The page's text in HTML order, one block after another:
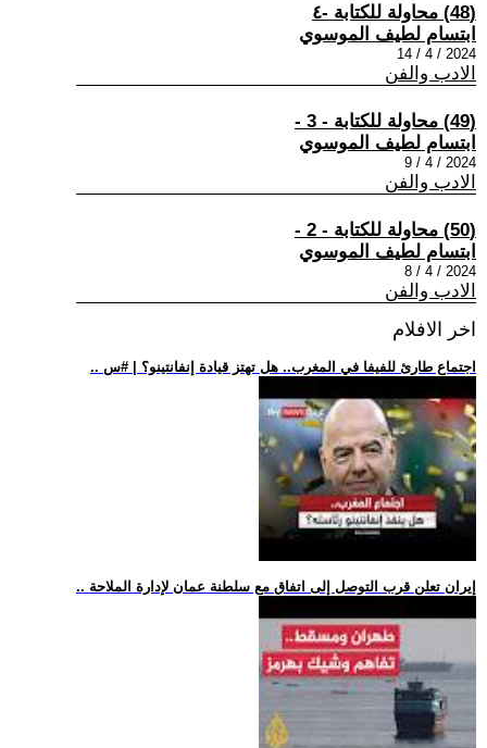
(48) محاولة للكتابة -٤
ابتسام لطيف الموسوي
2024 / 4 / 14
الادب والفن
(49) محاولة للكتابة - 3 -
ابتسام لطيف الموسوي
2024 / 4 / 9
الادب والفن
(50) محاولة للكتابة - 2 -
ابتسام لطيف الموسوي
2024 / 4 / 8
الادب والفن
اخر الافلام
.. اجتماع طارئ للفيفا في المغرب.. هل تهتز قيادة إنفانتينو؟ | #س
.. إيران تعلن قرب التوصل إلى اتفاق مع سلطنة عمان لإدارة الملاحة